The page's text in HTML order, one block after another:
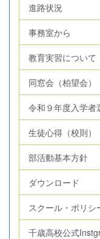
進路状況
事務室から
教育実習について
同窓会（柏望会）
令和９年度入学者
生徒心得（校則）
部活動基本方針
ダウンロード
スクール・ポリ
千歳高校公式